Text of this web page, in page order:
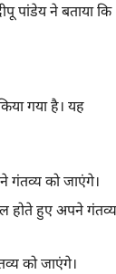
पांडेय ने बताया कि
गया है। यह
गंतव्य को जाएंगे।
होते हुए अपने गंतव्य
को जाएंगे।